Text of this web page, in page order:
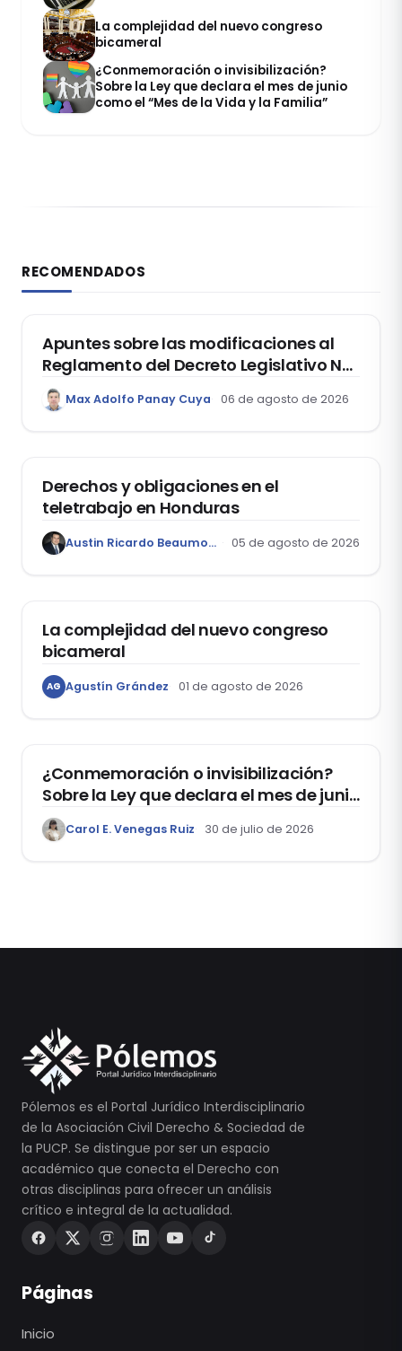
La complejidad del nuevo congreso
bicameral
¿Conmemoración o invisibilización?
Sobre la Ley que declara el mes de junio
como el “Mes de la Vida y la Familia”
RECOMENDADOS
DERECHO REGISTRAL
Apuntes sobre las modificaciones al
Reglamento del Decreto Legislativo Nº
1400, que aprueba el Régimen de
Garantía Mobiliaria
Max Adolfo Panay Cuya 06 de agosto de 2026
Derechos y obligaciones en el
teletrabajo en Honduras
Austin Ricardo Beaumont Rivera 05 de agosto de 2026
La complejidad del nuevo congreso
bicameral
AG Agustín Grández 01 de agosto de 2026
¿Conmemoración o invisibilización?
Sobre la Ley que declara el mes de junio
como el “Mes de la Vida y la Familia”
Carol E. Venegas Ruiz 30 de julio de 2026
Pólemos es el Portal Jurídico Interdisciplinario
de la Asociación Civil Derecho & Sociedad de
la PUCP. Se distingue por ser un espacio
académico que conecta el Derecho con
otras disciplinas para ofrecer un análisis
crítico e integral de la actualidad.
Páginas
Inicio